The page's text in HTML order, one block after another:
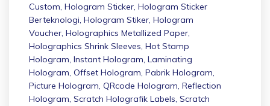
Custom, Hologram Sticker, Hologram Sticker
Berteknologi, Hologram Stiker, Hologram
Voucher, Holographics Metallized Paper,
Holographics Shrink Sleeves, Hot Stamp
Hologram, Instant Hologram, Laminating
Hologram, Offset Hologram, Pabrik Hologram,
Picture Hologram, QRcode Hologram, Reflection
Hologram, Scratch Holografik Labels, Scratch